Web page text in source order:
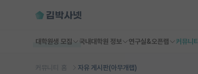
대학원생 모집 국내대학원 정보 연구실&오픈랩 커뮤니티
커뮤니티 홈 자유 게시판(아무개랩)